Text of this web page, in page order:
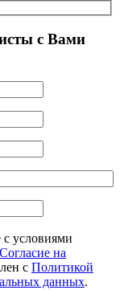
с Вами
с условиями
Согласие на
с Политикой
данных.